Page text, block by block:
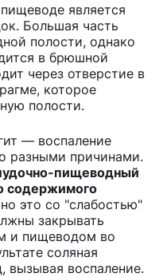
является
Большая часть
полости, однако
в брюшной
через отверстие в
которое
полости.
— воспаление
разными причинами.
пищеводный
содержимого
это со "слабостью"
закрывать
и пищеводом во
соляная
вызывая воспаление.